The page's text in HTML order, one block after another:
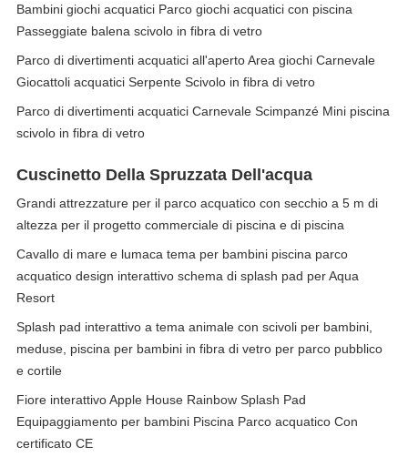
Bambini giochi acquatici Parco giochi acquatici con piscina
Passeggiate balena scivolo in fibra di vetro
Parco di divertimenti acquatici all'aperto Area giochi Carnevale
Giocattoli acquatici Serpente Scivolo in fibra di vetro
Parco di divertimenti acquatici Carnevale Scimpanzé Mini piscina
scivolo in fibra di vetro
Cuscinetto Della Spruzzata Dell'acqua
Grandi attrezzature per il parco acquatico con secchio a 5 m di
altezza per il progetto commerciale di piscina e di piscina
Cavallo di mare e lumaca tema per bambini piscina parco
acquatico design interattivo schema di splash pad per Aqua
Resort
Splash pad interattivo a tema animale con scivoli per bambini,
meduse, piscina per bambini in fibra di vetro per parco pubblico
e cortile
Fiore interattivo Apple House Rainbow Splash Pad
Equipaggiamento per bambini Piscina Parco acquatico Con
certificato CE